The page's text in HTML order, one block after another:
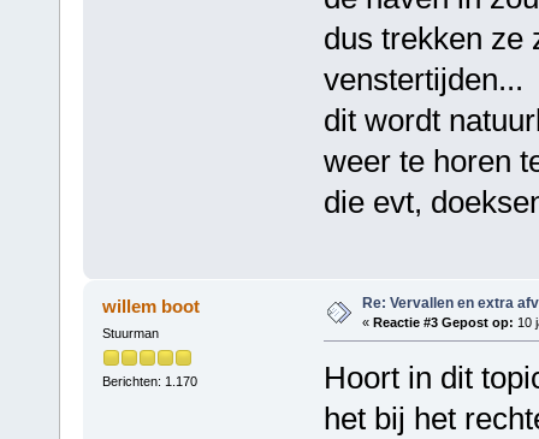
dus trekken ze
venstertijden...
dit wordt
weer te horen
die evt,
willem boot
Stuurman
Berichten: 1.170
Re: Vervallen en extra
« Reactie #3 Gepost op: 10
Hoort in dit
het bij het